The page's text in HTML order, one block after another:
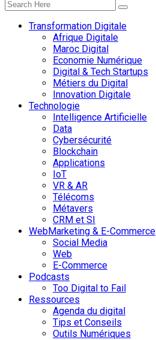
Transformation Digitale
Afrique Digitale
Maroc Digital
Economie Numérique
Digital & Tech Startups
Métiers du Digital
Innovation Digitale
Technologie
Intelligence Artificielle
Data
Cybersécurité
Blockchain
Applications
IoT
VR & AR
Télécoms
Métavers
CRM et SI
WebMarketing & E-Commerce
Social Media
Web
E-Commerce
Podcasts
Too Digital to Fail
Ressources
Agenda du digital
Tips et Conseils
Outils Numériques